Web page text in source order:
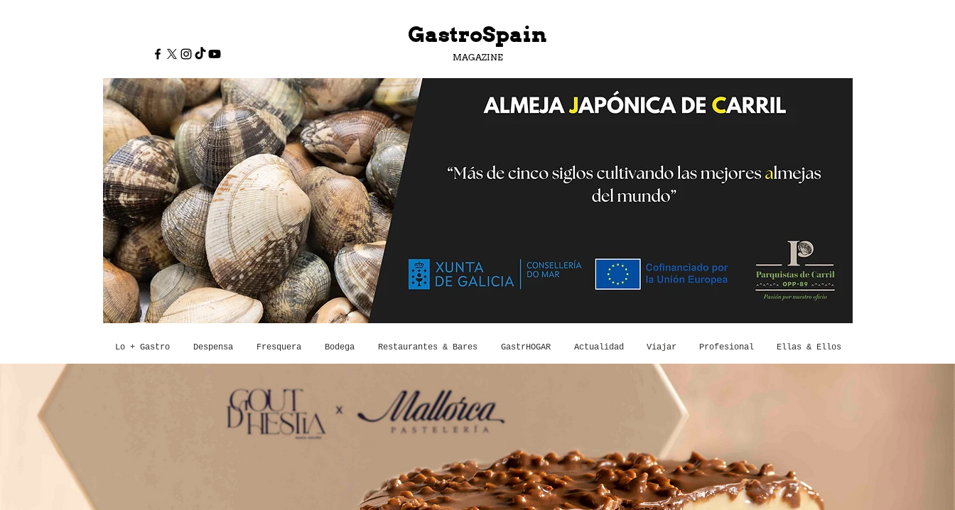
GastroSpain
MAGAZINE
Lo + Gastro Despensa Fresquera Bodega Restaurantes & Bares GastrHOGAR Actualidad Viajar Profesional Ellas & Ellos